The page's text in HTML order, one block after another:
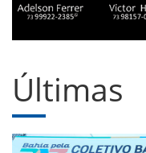
Últimas